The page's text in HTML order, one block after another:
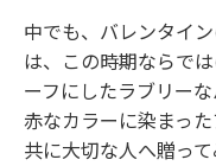
中でも、バレンタイ
は、この時期ならで
ーフにしたラブリー
赤なカラーに染まっ
共に大切な人へ贈っ